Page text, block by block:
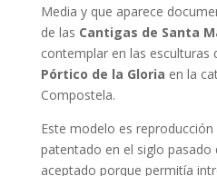
Media y que aparece
de las Cantigas de Santa
contemplar en las esculturas
Pórtico de la Gloria en la
Compostela.
Este modelo es
patentado en el siglo pasado
aceptado porque permitía